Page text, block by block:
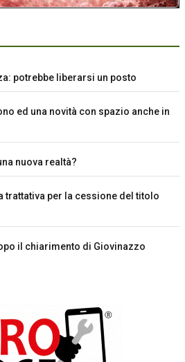
potrebbe liberarsi un posto
ed una novità con spazio anche in
nuova realtà?
trattativa per la cessione del titolo
il chiarimento di Giovinazzo